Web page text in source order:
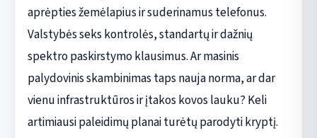
aprėpties žemėlapius ir suderinamus telefonus.
Valstybės seks kontrolės, standartų ir dažnių
spektro paskirstymo klausimus. Ar masinis
palydovinis skambinimas taps nauja norma, ar dar
vienu infrastruktūros ir įtakos kovos lauku? Keli
artimiausi paleidimų planai turėtų parodyti kryptį.